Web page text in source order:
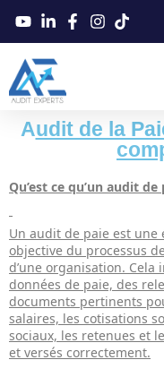
Audit de la
Qu’est ce qu’un audit de
Un audit de paie est
objective du processus
d’une organisation.
données de paie, des
documents pertinents
salaires, les cotisations
sociaux, les retenues et
et versés correctement.